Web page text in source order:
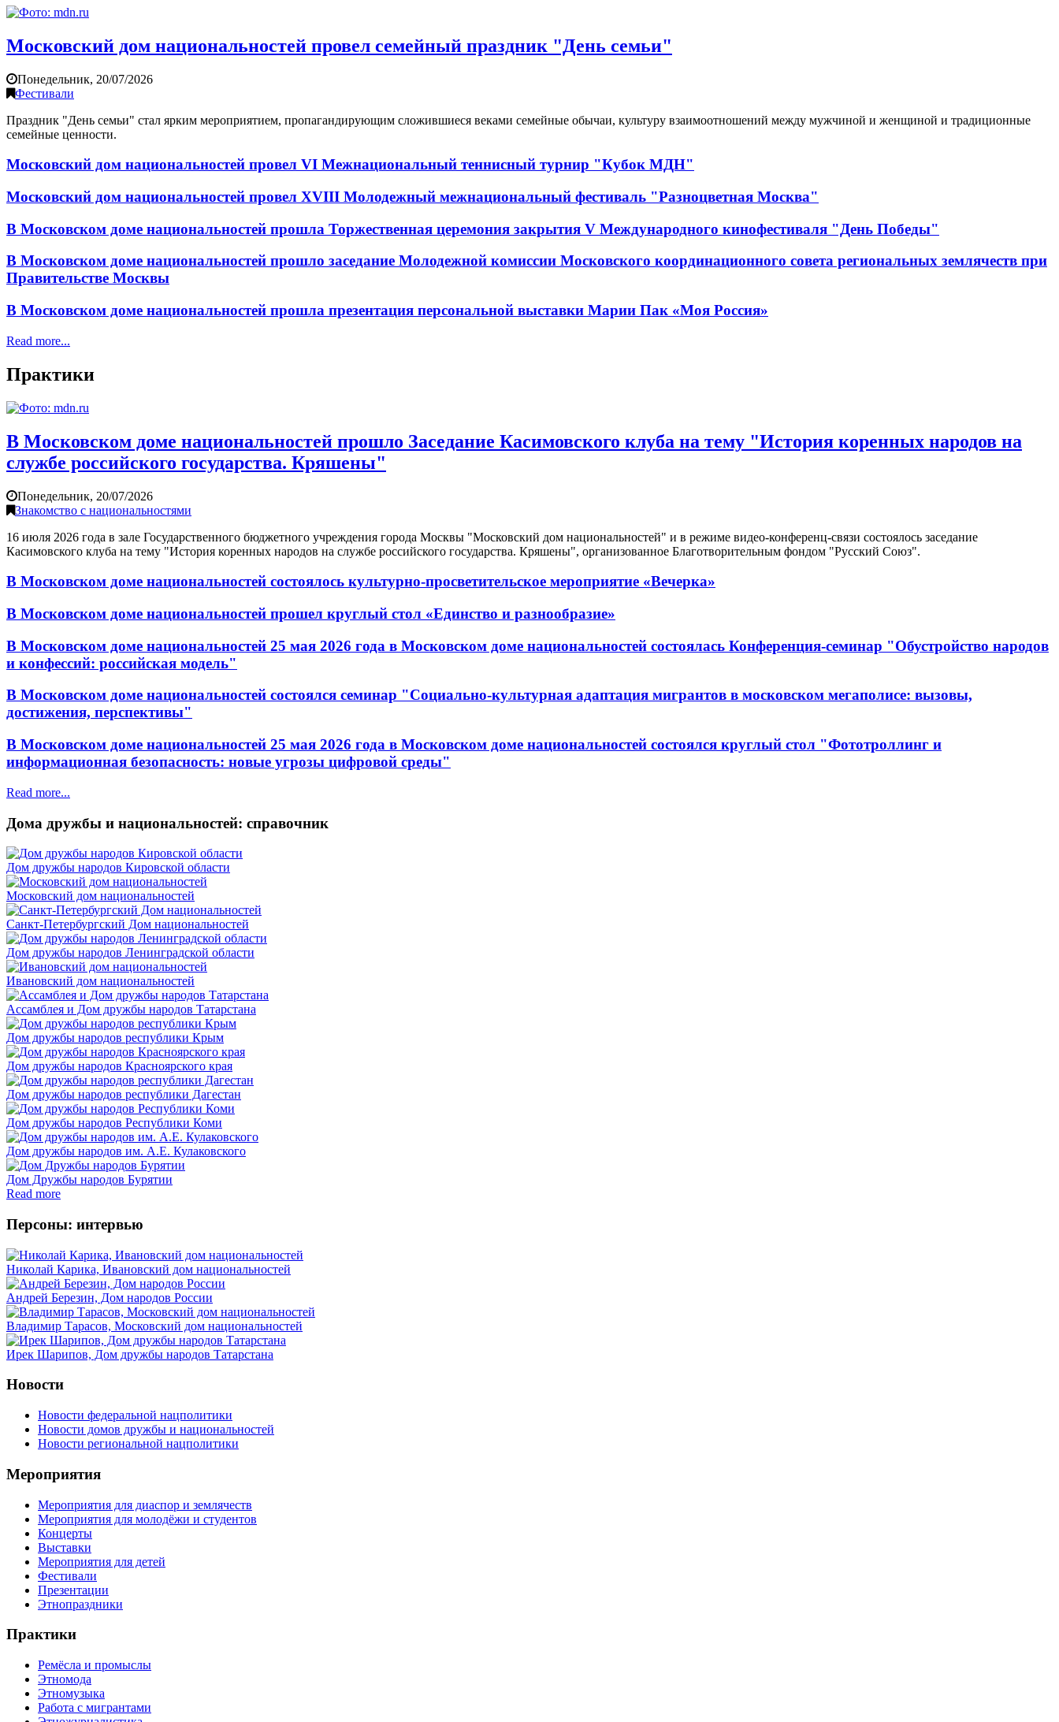
Московский дом национальностей провел семейный праздник "День семьи"
Понедельник, 20/07/2026
Фестивали
Праздник "День семьи" стал ярким мероприятием, пропагандирующим сложившиеся веками семейные обычаи, культуру взаимоотношений между мужчиной и женщиной и традиционные
семейные ценности.
Московский дом национальностей провел VI Межнациональный теннисный турнир "Кубок МДН"
Московский дом национальностей провел XVIII Молодежный межнациональный фестиваль "Разноцветная Москва"
В Московском доме национальностей прошла Торжественная церемония закрытия V Международного кинофестиваля "День Победы"
В Московском доме национальностей прошло заседание Молодежной комиссии Московского координационного совета региональных землячеств при
Правительстве Москвы
В Московском доме национальностей прошла презентация персональной выставки Марии Пак «Моя Россия»
Read more...
Практики
В Московском доме национальностей прошло Заседание Касимовского клуба на тему "История коренных народов на
службе российского государства. Кряшены"
Понедельник, 20/07/2026
Знакомство с национальностями
16 июля 2026 года в зале Государственного бюджетного учреждения города Москвы "Московский дом национальностей" и в режиме видео-конференц-связи состоялось заседание
Касимовского клуба на тему "История коренных народов на службе российского государства. Кряшены", организованное Благотворительным фондом "Русский Союз".
В Московском доме национальностей состоялось культурно-просветительское мероприятие «Вечерка»
В Московском доме национальностей прошел круглый стол «Единство и разнообразие»
В Московском доме национальностей 25 мая 2026 года в Московском доме национальностей состоялась Конференция-семинар "Обустройство народов
и конфессий: российская модель"
В Московском доме национальностей состоялся семинар "Социально-культурная адаптация мигрантов в московском мегаполисе: вызовы,
достижения, перспективы"
В Московском доме национальностей 25 мая 2026 года в Московском доме национальностей состоялся круглый стол "Фототроллинг и
информационная безопасность: новые угрозы цифровой среды"
Read more...
Дома дружбы и национальностей: справочник
Дом дружбы народов Кировской области
Московский дом национальностей
Санкт-Петербургский Дом национальностей
Дом дружбы народов Ленинградской области
Ивановский дом национальностей
Ассамблея и Дом дружбы народов Татарстана
Дом дружбы народов республики Крым
Дом дружбы народов Красноярского края
Дом дружбы народов республики Дагестан
Дом дружбы народов Республики Коми
Дом дружбы народов им. А.Е. Кулаковского
Дом Дружбы народов Бурятии
Read more
Персоны: интервью
Николай Карика, Ивановский дом национальностей
Андрей Березин, Дом народов России
Владимир Тарасов, Московский дом национальностей
Ирек Шарипов, Дом дружбы народов Татарстана
Новости
Новости федеральной нацполитики
Новости домов дружбы и национальностей
Новости региональной нацполитики
Мероприятия
Мероприятия для диаспор и землячеств
Мероприятия для молодёжи и студентов
Концерты
Выставки
Мероприятия для детей
Фестивали
Презентации
Этнопраздники
Практики
Ремёсла и промыслы
Этномода
Этномузыка
Работа с мигрантами